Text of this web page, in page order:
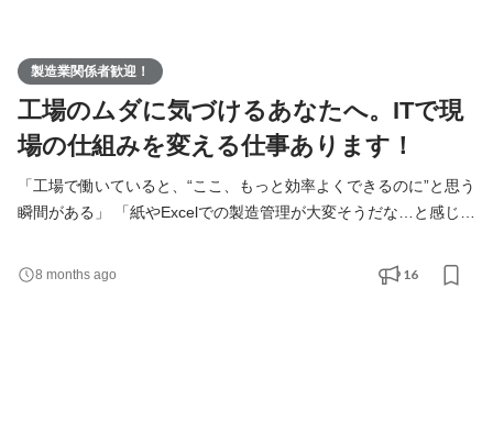
製造業関係者歓迎！
工場のムダに気づけるあなたへ。ITで現
場の仕組みを変える仕事あります！
「工場で働いていると、“ここ、もっと効率よくできるのに”と思う
瞬間がある」 「紙やExcelでの製造管理が大変そうだな…と感じて
へ。 その“気づき”、ITの仕事でそのまま活かせます。 仕組みを使
う側から、つくる側の仕事にステップアップしてみませんか？ ＜
8 months ago 16